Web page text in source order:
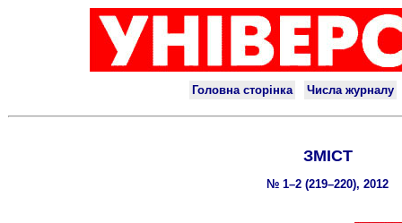
ЗМІСТ
№ 1–2 (219–220), 2012